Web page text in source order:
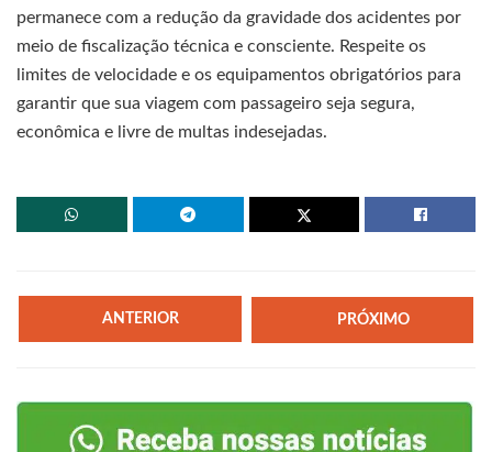
permanece com a redução da gravidade dos acidentes por
meio de fiscalização técnica e consciente. Respeite os
limites de velocidade e os equipamentos obrigatórios para
garantir que sua viagem com passageiro seja segura,
econômica e livre de multas indesejadas.
ANTERIOR PRÓXIMO